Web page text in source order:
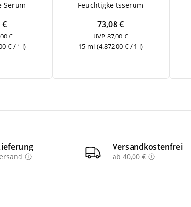
Serum
€
€
€ / 1 l)
Feuch­tig­keits­se­rum
73,08 €
UVP 87,00 €
15 ml (4.872,00 € / 1 l)
Versandkostenfrei
ab 40,00 €